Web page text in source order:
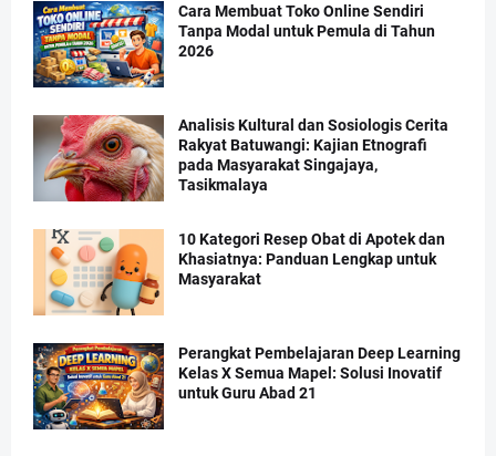
Cara Membuat Toko Online Sendiri
Tanpa Modal untuk Pemula di Tahun
2026
Analisis Kultural dan Sosiologis Cerita
Rakyat Batuwangi: Kajian Etnografi
pada Masyarakat Singajaya,
Tasikmalaya
10 Kategori Resep Obat di Apotek dan
Khasiatnya: Panduan Lengkap untuk
Masyarakat
Perangkat Pembelajaran Deep Learning
Kelas X Semua Mapel: Solusi Inovatif
untuk Guru Abad 21